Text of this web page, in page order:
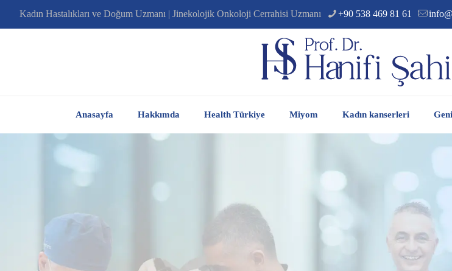
Kadın Hastalıkları ve Doğum Uzmanı | Jinekolojik Onkoloji Cerrahisi Uzmanı +90 538 469 81 61
Anasayfa Hakkımda Health Türkiye Miyom Kadın kanserleri